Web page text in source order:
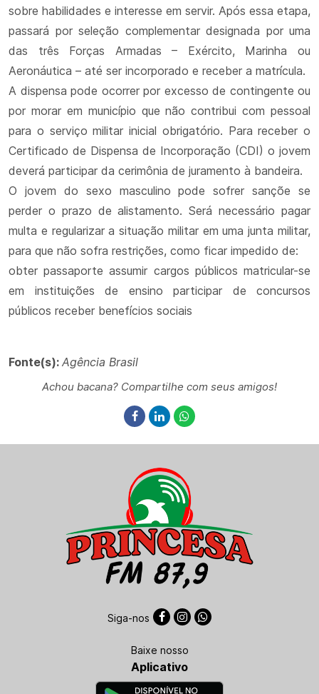
sobre habilidades e interesse em servir. Após essa etapa,
passará por seleção complementar designada por uma
das três Forças Armadas – Exército, Marinha ou
Aeronáutica – até ser incorporado e receber a matrícula.
A dispensa pode ocorrer por excesso de contingente ou
por morar em município que não contribui com pessoal
para o serviço militar inicial obrigatório. Para receber o
Certificado de Dispensa de Incorporação (CDI) o jovem
deverá participar da cerimônia de juramento à bandeira.
O jovem do sexo masculino pode sofrer sançõe se
perder o prazo de alistamento. Será necessário pagar
multa e regularizar a situação militar em uma junta militar,
para que não sofra restrições, como ficar impedido de:
obter passaporte assumir cargos públicos matricular-se
em instituições de ensino participar de concursos
públicos receber benefícios sociais
Fonte(s): Agência Brasil
Achou bacana? Compartilhe com seus amigos!
Siga-nos
Baixe nosso
Aplicativo